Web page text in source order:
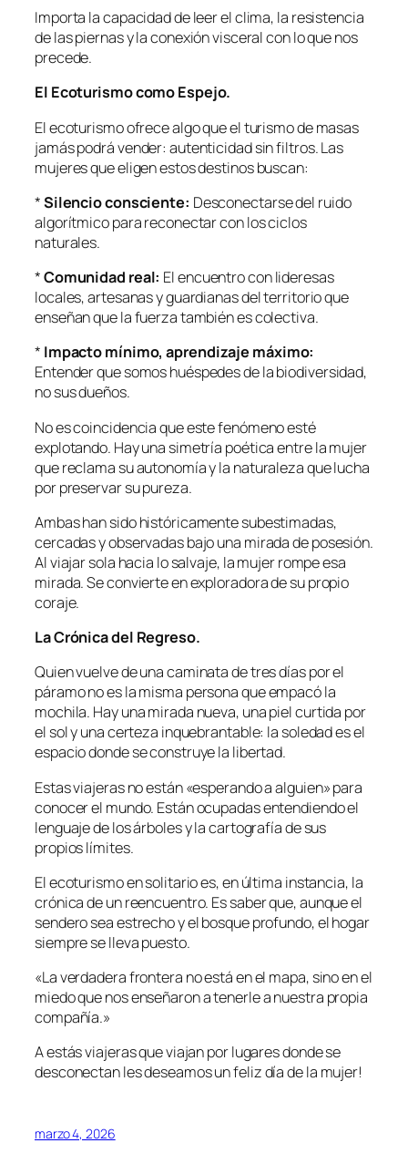
Importa la capacidad de leer el clima, la resistencia
de las piernas y la conexión visceral con lo que nos
precede.
El Ecoturismo como Espejo.
El ecoturismo ofrece algo que el turismo de masas
jamás podrá vender: autenticidad sin filtros. Las
mujeres que eligen estos destinos buscan:
*Silencio consciente: Desconectarse del ruido
algorítmico para reconectar con los ciclos
naturales.
*Comunidad real: El encuentro con lideresas
locales, artesanas y guardianas del territorio que
enseñan que la fuerza también es colectiva.
* Impacto mínimo, aprendizaje máximo:
Entender que somos huéspedes de la biodiversidad,
no sus dueños.
No es coincidencia que este fenómeno esté
explotando. Hay una simetría poética entre la mujer
que reclama su autonomía y la naturaleza que lucha
por preservar su pureza.
Ambas han sido históricamente subestimadas,
cercadas y observadas bajo una mirada de posesión.
Al viajar sola hacia lo salvaje, la mujer rompe esa
mirada. Se convierte en exploradora de su propio
coraje.
La Crónica del Regreso.
Quien vuelve de una caminata de tres días por el
páramo no es la misma persona que empacó la
mochila. Hay una mirada nueva, una piel curtida por
el sol y una certeza inquebrantable: la soledad es el
espacio donde se construye la libertad.
Estas viajeras no están «esperando a alguien» para
conocer el mundo. Están ocupadas entendiendo el
lenguaje de los árboles y la cartografía de sus
propios límites.
El ecoturismo en solitario es, en última instancia, la
crónica de un reencuentro. Es saber que, aunque el
sendero sea estrecho y el bosque profundo, el hogar
siempre se lleva puesto.
«La verdadera frontera no está en el mapa, sino en el
miedo que nos enseñaron a tenerle a nuestra propia
compañía.»
A estás viajeras que viajan por lugares donde se
desconectan les deseamos un feliz día de la mujer!
marzo 4, 2026